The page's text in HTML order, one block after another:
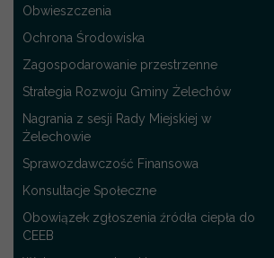
Obwieszczenia
Ochrona Środowiska
Zagospodarowanie przestrzenne
Strategia Rozwoju Gminy Żelechów
Nagrania z sesji Rady Miejskiej w
Żelechowie
Sprawozdawczość Finansowa
Konsultacje Społeczne
Obowiązek zgłoszenia źródła ciepła do
CEEB